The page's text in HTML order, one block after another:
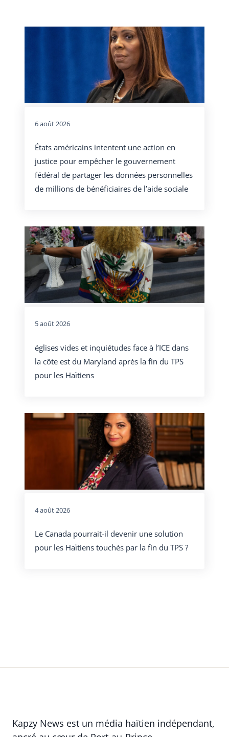
6 août 2026
États américains intentent une action en
justice pour empêcher le gouvernement
fédéral de partager les données personnelles
de millions de bénéficiaires de l’aide sociale
5 août 2026
églises vides et inquiétudes face à l’ICE dans
la côte est du Maryland après la fin du TPS
pour les Haïtiens
4 août 2026
Le Canada pourrait-il devenir une solution
pour les Haïtiens touchés par la fin du TPS ?
Kapzy News est un média haïtien indépendant,